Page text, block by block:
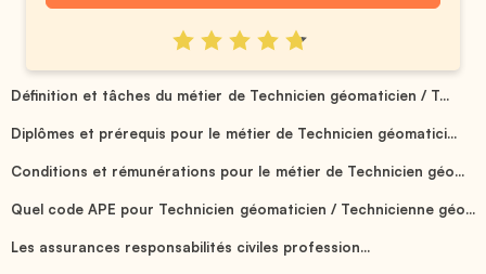
Définition et tâches du métier de Technicien géomaticien / T...
Diplômes et prérequis pour le métier de Technicien géomatici...
Conditions et rémunérations pour le métier de Technicien géo...
Quel code APE pour Technicien géomaticien / Technicienne géo...
Les assurances responsabilités civiles profession...